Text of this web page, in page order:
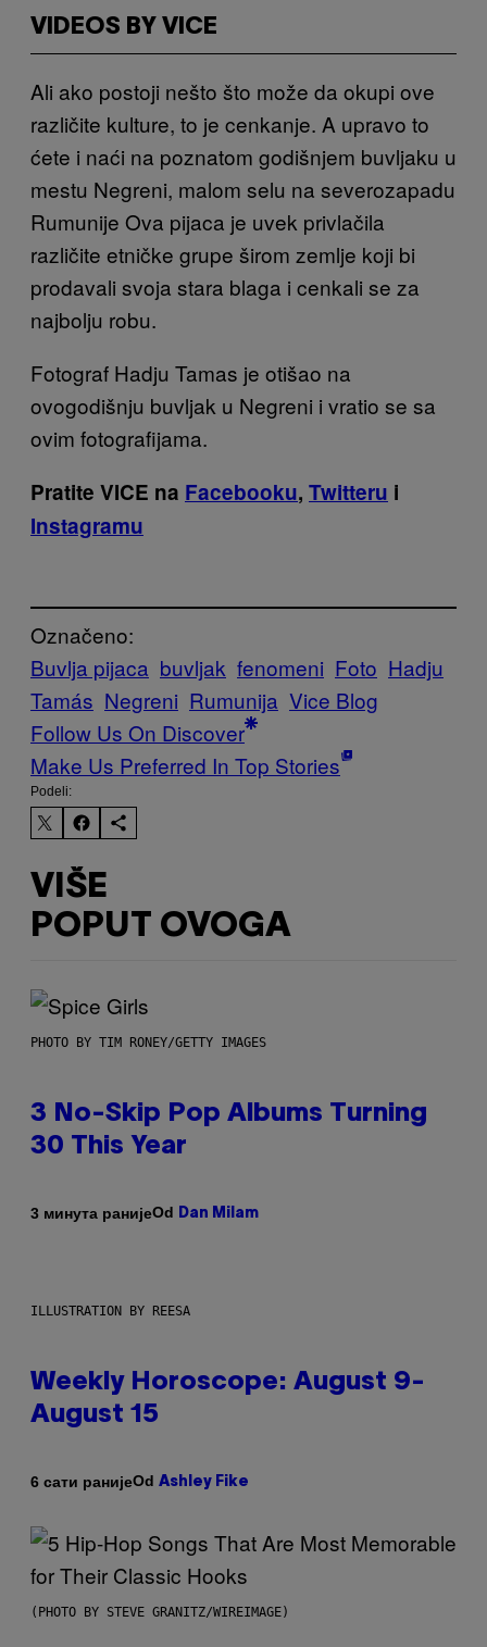
VIDEOS BY VICE
Ali ako postoji nešto što može da okupi ove
različite kulture, to je cenkanje. A upravo to
ćete i naći na poznatom godišnjem buvljaku u
mestu Negreni, malom selu na severozapadu
Rumunije Ova pijaca je uvek privlačila
različite etničke grupe širom zemlje koji bi
prodavali svoja stara blaga i cenkali se za
najbolju robu.
Fotograf Hadju Tamas je otišao na
ovogodišnju buvljak u Negreni i vratio se sa
ovim fotografijama.
Pratite VICE na Facebooku, Twitteru i
Instagramu
Označeno:
Buvlja pijaca buvljak fenomeni Foto Hadju
Tamás Negreni Rumunija Vice Blog
Follow Us On Discover
Make Us Preferred In Top Stories
Podeli:
VIŠE
POPUT OVOGA
PHOTO BY TIM RONEY/GETTY IMAGES
3 No-Skip Pop Albums Turning
30 This Year
3 минута ранијеOd Dan Milam
ILLUSTRATION BY REESA
Weekly Horoscope: August 9-
August 15
6 сати ранијеOd Ashley Fike
(PHOTO BY STEVE GRANITZ/WIREIMAGE)